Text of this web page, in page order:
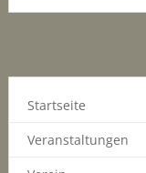
Startseite
Veranstaltungen